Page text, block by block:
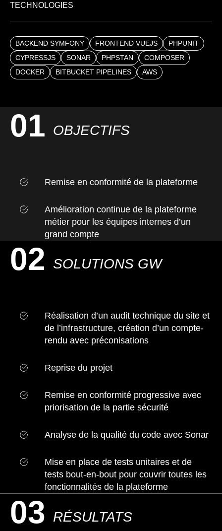
TECHNOLOGIES
BACKEND SYMFONY FRONTEND VUEJS
PHPUNIT
CYPRESSJS
SONAR PHPSTAN
COMPOSER
DOCKER
BITBUCKET PIPELINES AWS
01 OBJECTIFS
Remise en conformité de la plateforme
Amélioration continue de la plateforme
métier pour les équipes internes d’un
grand compte
02 SOLUTIONS GW
Réalisation d’un audit technique du site et
de l’infrastructure, création d’un compte-
rendu avec préconisations
Reprise du projet
Remise en conformité progressive avec
priorisation de la partie sécurité
Analyse de la qualité du code avec Sonar
Mise en place de tests unitaires et de
tests bout-en-bout pour couvrir toutes les
fonctionnalités de la plateforme
03 RÉSULTATS